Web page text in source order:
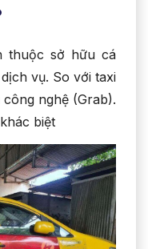
thuộc sở hữu cá
vụ. So với taxi
nghệ (Grab).
biệt